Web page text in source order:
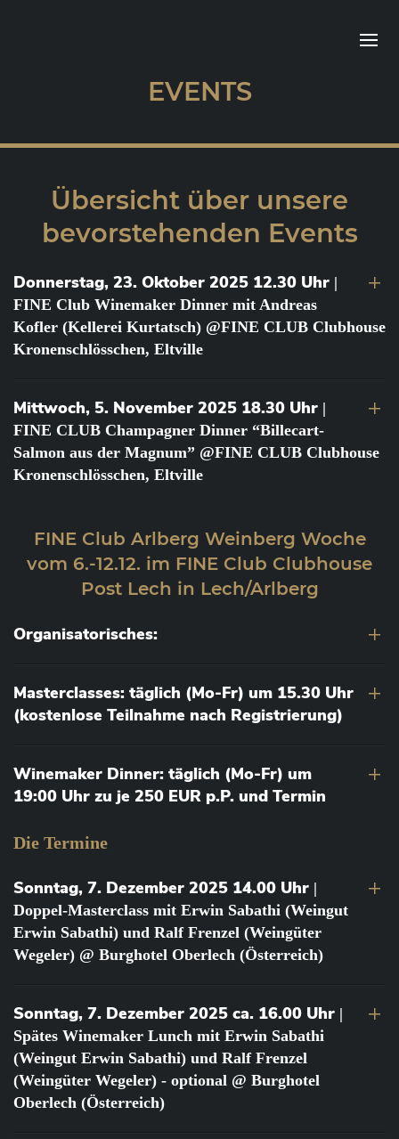
EVENTS
Übersicht über unsere
bevorstehenden Events
Donnerstag, 23. Oktober 2025 12.30 Uhr |
FINE Club Winemaker Dinner mit Andreas
Kofler (Kellerei Kurtatsch) @FINE CLUB Clubhouse
Kronenschlösschen, Eltville
Mittwoch, 5. November 2025 18.30 Uhr |
FINE CLUB Champagner Dinner “Billecart-
Salmon aus der Magnum” @FINE CLUB Clubhouse
Kronenschlösschen, Eltville
FINE Club Arlberg Weinberg Woche
vom 6.-12.12. im FINE Club Clubhouse
Post Lech in Lech/Arlberg
Organisatorisches:
Masterclasses: täglich (Mo-Fr) um 15.30 Uhr
(kostenlose Teilnahme nach Registrierung)
Winemaker Dinner: täglich (Mo-Fr) um
19:00 Uhr zu je 250 EUR p.P. und Termin
Die Termine
Sonntag, 7. Dezember 2025 14.00 Uhr |
Doppel-Masterclass mit Erwin Sabathi (Weingut
Erwin Sabathi) und Ralf Frenzel (Weingüter
Wegeler) @ Burghotel Oberlech (Österreich)
Sonntag, 7. Dezember 2025 ca. 16.00 Uhr |
Spätes Winemaker Lunch mit Erwin Sabathi
(Weingut Erwin Sabathi) und Ralf Frenzel
(Weingüter Wegeler) - optional @ Burghotel
Oberlech (Österreich)